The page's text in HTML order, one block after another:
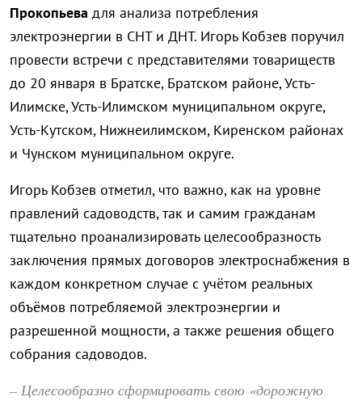
Прокопьева для анализа потребления
электроэнергии в СНТ и ДНТ. Игорь Кобзев поручил
провести встречи с представителями товариществ
до 20 января в Братске, Братском районе, Усть-
Илимске, Усть-Илимском муниципальном округе,
Усть-Кутском, Нижнеилимском, Киренском районах
и Чунском муниципальном округе.
Игорь Кобзев отметил, что важно, как на уровне
правлений садоводств, так и самим гражданам
тщательно проанализировать целесообразность
заключения прямых договоров электроснабжения в
каждом конкретном случае с учётом реальных
объёмов потребляемой электроэнергии и
разрешенной мощности, а также решения общего
собрания садоводов.
– Целесообразно сформировать свою «дорожную